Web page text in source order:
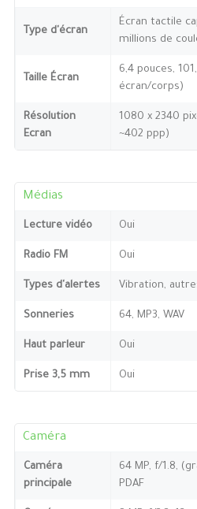
Type d'écran
Écran tactile
millions de
Taille Écran
6,4 pouces,
écran/corps)
Résolution
Ecran
1080 x 2340
~402 ppp)
Médias
Lecture vidéo Oui
Radio FM Oui
Types d'alertes Vibration,
Sonneries 64, MP3, WAV
Haut parleur Oui
Prise 3,5 mm Oui
Caméra
Caméra
principale
64 MP, f/1.8,
PDAF